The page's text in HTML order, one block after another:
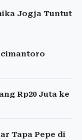
Jogja Tuntut
Rp20 Juta ke
Tapa Pepe di